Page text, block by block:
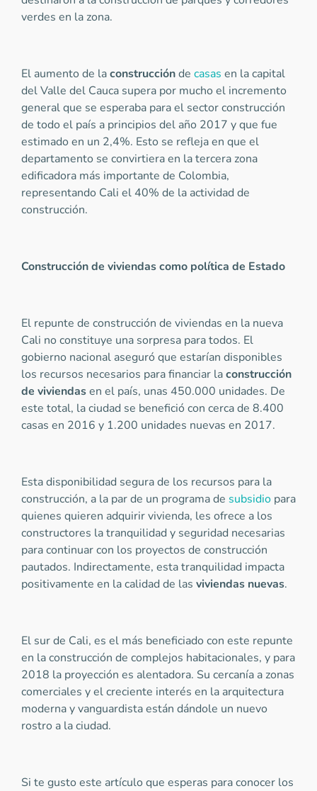
verdes en la zona.
El aumento de laconstrucciónde casas en la capital
del Valle del Cauca supera por mucho el incremento
general que se esperaba para el sector construcción
de todo el país a principios del año 2017 y que fue
estimado en un 2,4%. Esto se refleja en que el
departamento se convirtiera en la tercera zona
edificadora más importante de Colombia,
representando Cali el 40% de la actividad de
construcción.
Construcción de viviendas como política de Estado
El repunte de construcción de viviendas en la nueva
Cali no constituye una sorpresa para todos. El
gobierno nacional aseguró que estarían disponibles
los recursos necesarios para financiar laconstrucción
de viviendasen el país, unas 450.000 unidades. De
este total, la ciudad se benefició con cerca de 8.400
casas en 2016 y 1.200 unidades nuevas en 2017.
Esta disponibilidad segura de los recursos para la
construcción, a la par de un programa de subsidio para
quienes quieren adquirir vivienda, les ofrece a los
constructores la tranquilidad y seguridad necesarias
para continuar con los proyectos de construcción
pautados. Indirectamente, esta tranquilidad impacta
positivamente en la calidad de las viviendas nuevas.
El sur de Cali, es el más beneficiado con este repunte
en la construcción de complejos habitacionales, y para
2018 la proyección es alentadora. Su cercanía a zonas
comerciales y el creciente interés en la arquitectura
moderna y vanguardista están dándole un nuevo
rostro a la ciudad.
Si te gusto este artículo que esperas para conocer los